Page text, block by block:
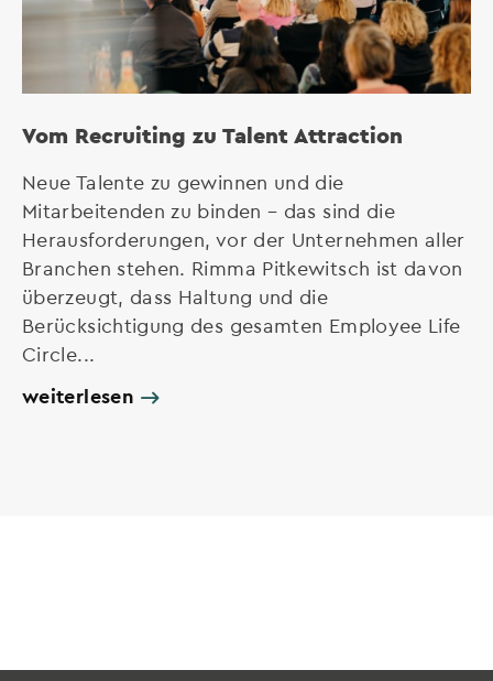
Vom Recruiting zu Talent Attraction
Neue Talente zu gewinnen und die
Mitarbeitenden zu binden – das sind die
Herausforderungen, vor der Unternehmen aller
Branchen stehen. Rimma Pitkewitsch ist davon
überzeugt, dass Haltung und die
Berücksichtigung des gesamten Employee Life
Circle...
weiterlesen